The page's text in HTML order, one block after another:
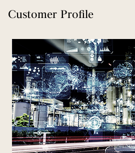
Customer Profile